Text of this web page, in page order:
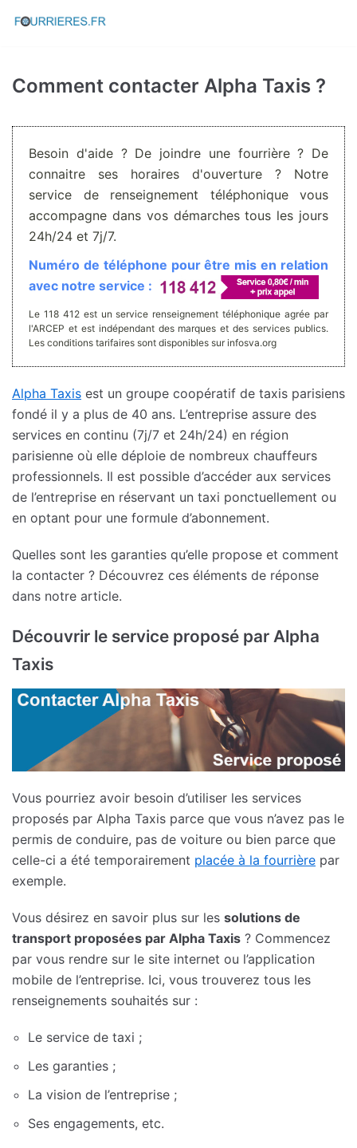
Aller
Comment contacter Alpha Taxis ?
Besoin d'aide ? De joindre une fourrière ? De
connaitre ses horaires d'ouverture ? Notre
service de renseignement téléphonique vous
accompagne dans vos démarches tous les jours
24h/24 et 7j/7.
Numéro de téléphone pour être mis en relation
avec notre service :
Le 118 412 est un service renseignement téléphonique agrée par
l'ARCEP et est indépendant des marques et des services publics.
Les conditions tarifaires sont disponibles sur infosva.org
Alpha Taxis est un groupe coopératif de taxis parisiens
fondé il y a plus de 40 ans. L’entreprise assure des
services en continu (7j/7 et 24h/24) en région
parisienne où elle déploie de nombreux chauffeurs
professionnels. Il est possible d’accéder aux services
de l’entreprise en réservant un taxi ponctuellement ou
en optant pour une formule d’abonnement.
Quelles sont les garanties qu’elle propose et comment
la contacter ? Découvrez ces éléments de réponse
dans notre article.
Découvrir le service proposé par Alpha
Taxis
Vous pourriez avoir besoin d’utiliser les services
proposés par Alpha Taxis parce que vous n’avez pas le
permis de conduire, pas de voiture ou bien parce que
celle-ci a été temporairement placée à la fourrière par
exemple.
Vous désirez en savoir plus sur les solutions de
transport proposées par Alpha Taxis ? Commencez
par vous rendre sur le site internet ou l’application
mobile de l’entreprise. Ici, vous trouverez tous les
renseignements souhaités sur :
Le service de taxi ;
Les garanties ;
La vision de l’entreprise ;
Ses engagements, etc.